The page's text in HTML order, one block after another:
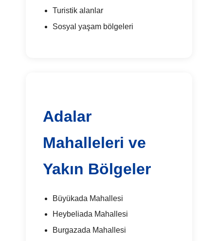
Turistik alanlar
Sosyal yaşam bölgeleri
Adalar
Mahalleleri ve
Yakın Bölgeler
Büyükada Mahallesi
Heybeliada Mahallesi
Burgazada Mahallesi